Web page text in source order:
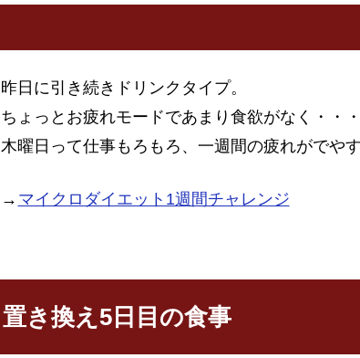
昨日に引き続きドリンクタイプ。
ちょっとお疲れモードであまり食欲がなく・・・
木曜日って仕事もろもろ、一週間の疲れがでや
→ マイクロダイエット1週間チャレンジ
置き換え5日目の食事